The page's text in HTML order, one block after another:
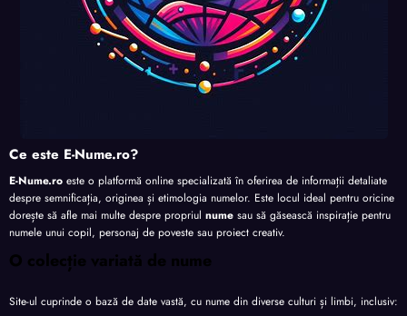
Ce este E-Nume.ro?
E-Nume.ro este o platformă online specializată în oferirea de informații detaliate
despre semnificația, originea și etimologia numelor. Este locul ideal pentru oricine
dorește să afle mai multe despre propriul nume sau să găsească inspirație pentru
numele unui copil, personaj de poveste sau proiect creativ.
O colecție variată de nume
Site-ul cuprinde o bază de date vastă, cu nume din diverse culturi și limbi, inclusiv: